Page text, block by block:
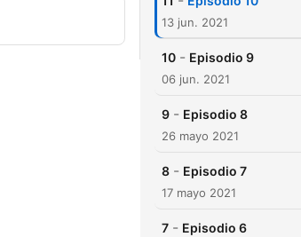
13 jun. 2021
10 - Episodio 9
06 jun. 2021
9 - Episodio 8
26 mayo 2021
8 - Episodio 7
17 mayo 2021
7 - Episodio 6